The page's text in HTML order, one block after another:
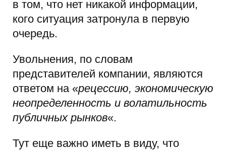
в том, что нет никакой информации,
кого ситуация затронула в первую
очередь.
Увольнения, по словам
представителей компании, являются
ответом на «рецессию, экономическую
неопределенность и волатильность
публичных рынков«.
Тут еще важно иметь в виду, что